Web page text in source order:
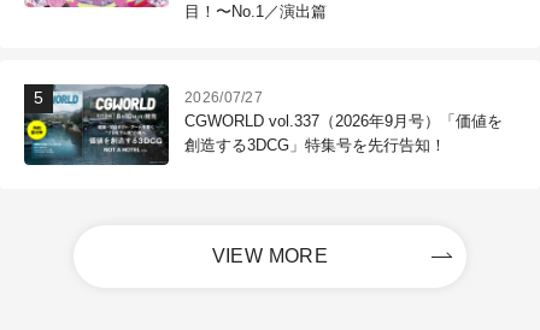
目！〜No.1／演出篇
2026/07/27
CGWORLD vol.337（2026年9月号）「価値を
創造する3DCG」特集号を先行告知！
VIEW MORE